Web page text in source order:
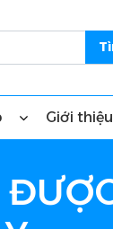
Giới thiệu